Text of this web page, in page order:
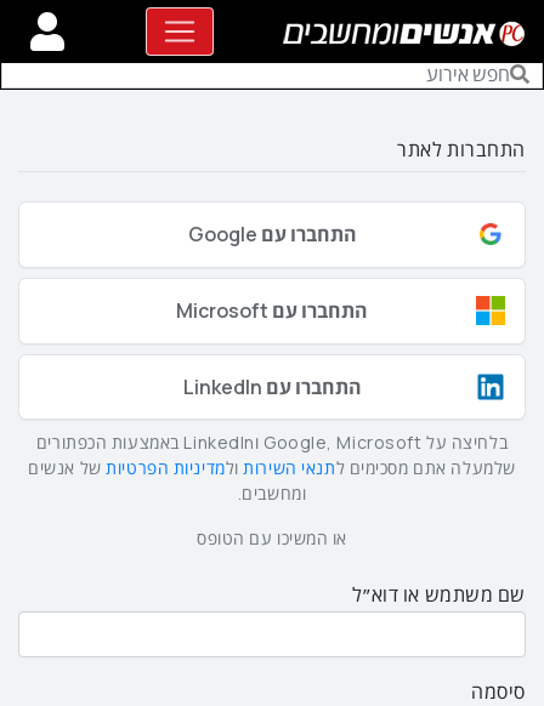
התחברות לאתר
התחברו עם Google
התחברו עם Microsoft
התחברו עם LinkedIn
בלחיצה על Google, Microsoft וLinkedIn באמצעות הכפתורים
שלמעלה אתם מסכימים לתנאי השירותולמדיניות הפרטיותשל אנשים
ומחשבים.
או המשיכו עם הטופס
שם משתמש או דוא״ל
סיסמה